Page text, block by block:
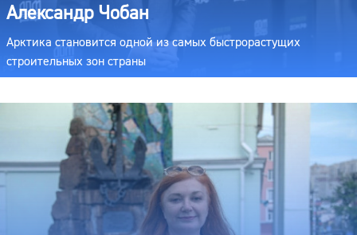
Александр Чобан
Арктика становится одной из самых быстрорастущих
строительных зон страны